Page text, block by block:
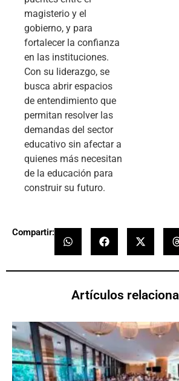
magisterio y el
gobierno, y para
fortalecer la confianza
en las instituciones.
Con su liderazgo, se
busca abrir espacios
de entendimiento que
permitan resolver las
demandas del sector
educativo sin afectar a
quienes más necesitan
de la educación para
construir su futuro.
Compartir:
Artículos